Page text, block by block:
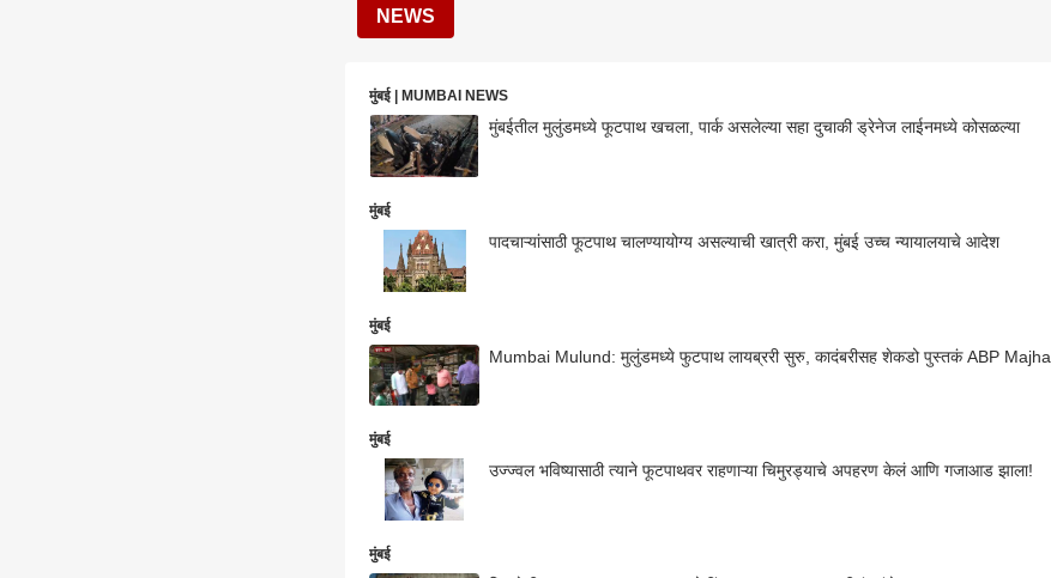
NEWS
मुंबई | MUMBAI NEWS
मुंबईतील मुलुंडमध्ये फूटपाथ खचला, पार्क असलेल्या सहा दुचाकी ड्रेनेज लाईनमध्ये कोसळल्या
मुंबई
पादचाऱ्यांसाठी फूटपाथ चालण्यायोग्य असल्याची खात्री करा, मुंबई उच्च न्यायालयाचे आदेश
मुंबई
Mumbai Mulund: मुलुंडमध्ये फुटपाथ लायब्ररी सुरु, कादंबरीसह शेकडो पुस्तकं ABP Majha
मुंबई
उज्ज्वल भविष्यासाठी त्याने फूटपाथवर राहणाऱ्या चिमुरड्याचे अपहरण केलं आणि गजाआड झाला!
मुंबई